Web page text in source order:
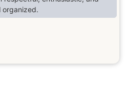
organized.